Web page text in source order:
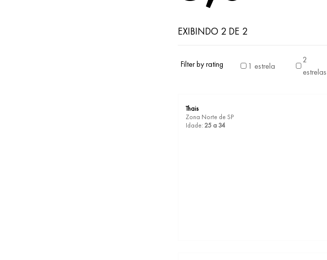
EXIBINDO 2 DE 2
Filter by rating 1 estrela
2
estrelas
Thais
Zona Norte de SP
Idade: 25 a 34